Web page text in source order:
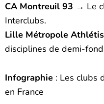
CA Montreuil 93 → Le
Interclubs.
Lille Métropole
disciplines de demi-
Infographie : Les clubs
en France